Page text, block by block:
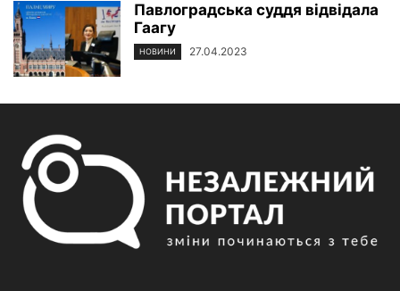
Павлоградська суддя відвідала
Гаагу
НОВИНИ 27.04.2023